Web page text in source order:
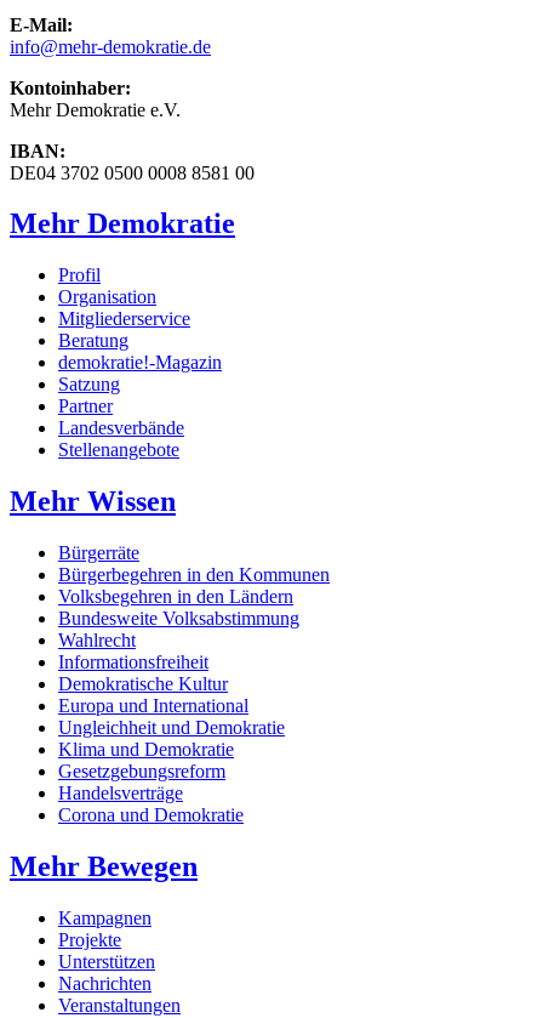
E-Mail:
info@mehr-demokratie.de
Kontoinhaber:
Mehr Demokratie e.V.
IBAN:
DE04 3702 0500 0008 8581 00
Mehr Demokratie
Profil
Organisation
Mitgliederservice
Beratung
demokratie!-Magazin
Satzung
Partner
Landesverbände
Stellenangebote
Mehr Wissen
Bürgerräte
Bürgerbegehren in den Kommunen
Volksbegehren in den Ländern
Bundesweite Volksabstimmung
Wahlrecht
Informationsfreiheit
Demokratische Kultur
Europa und International
Ungleichheit und Demokratie
Klima und Demokratie
Gesetzgebungsreform
Handelsverträge
Corona und Demokratie
Mehr Bewegen
Kampagnen
Projekte
Unterstützen
Nachrichten
Veranstaltungen